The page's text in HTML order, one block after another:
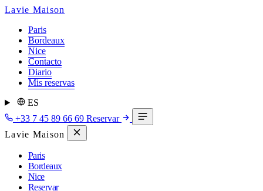
Lavie Maison
Paris
Bordeaux
Nice
Contacto
Diario
Mis reservas
ES
+33 7 45 89 66 69 Reservar
Lavie Maison
Paris
Bordeaux
Nice
Reservar